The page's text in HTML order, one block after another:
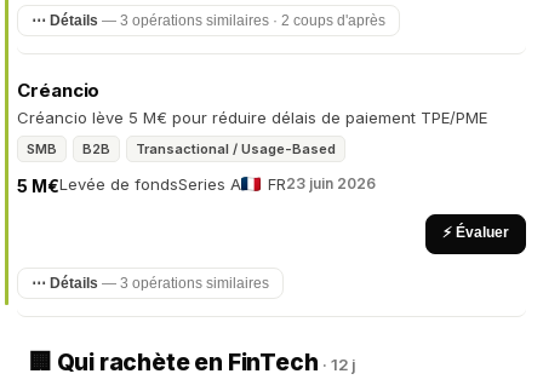
⋯ Détails — 3 opérations similaires · 2 coups d'après
Créancio
Créancio lève 5 M€ pour réduire délais de paiement TPE/PME
SMB B2B Transactional / Usage-Based
Levée de fonds
5 M€ Series A FR23 juin 2026
⚡ Évaluer
⋯ Détails — 3 opérations similaires
🏢 Qui rachète en FinTech · 12 j